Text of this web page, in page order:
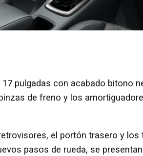
17 pulgadas con acabado bitono
de freno y los
el portón trasero y los
pasos de rueda, se